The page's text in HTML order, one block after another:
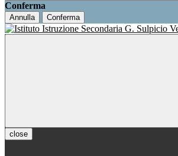
Conferma
Annulla Conferma
close